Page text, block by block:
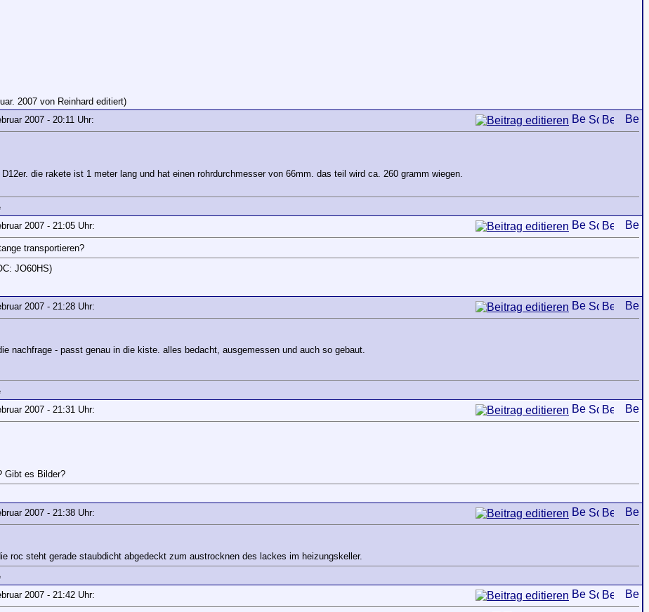
2007 von Reinhard editiert)
2007 - 20:11 Uhr:
die rakete ist 1 meter lang und hat einen rohrdurchmesser von 66mm. das teil wird ca. 260 gramm wiegen.
2007 - 21:05 Uhr:
transportieren?
JO60HS)
2007 - 21:28 Uhr:
nachfrage - passt genau in die kiste. alles bedacht, ausgemessen und auch so gebaut.
2007 - 21:31 Uhr:
Gibt es Bilder?
2007 - 21:38 Uhr:
roc steht gerade staubdicht abgedeckt zum austrocknen des lackes im heizungskeller.
2007 - 21:42 Uhr: